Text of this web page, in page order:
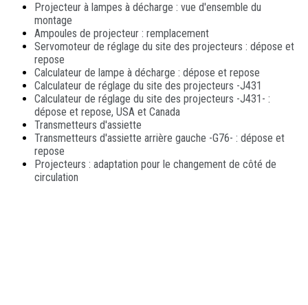
Projecteur à lampes à décharge : vue d'ensemble du
montage
Ampoules de projecteur : remplacement
Servomoteur de réglage du site des projecteurs : dépose et
repose
Calculateur de lampe à décharge : dépose et repose
Calculateur de réglage du site des projecteurs -J431
Calculateur de réglage du site des projecteurs -J431- :
dépose et repose, USA et Canada
Transmetteurs d'assiette
Transmetteurs d'assiette arrière gauche -G76- : dépose et
repose
Projecteurs : adaptation pour le changement de côté de
circulation